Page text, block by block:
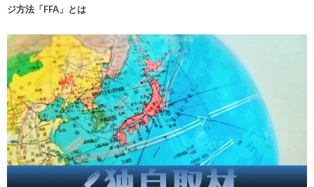
ジ方法「FFA」とは